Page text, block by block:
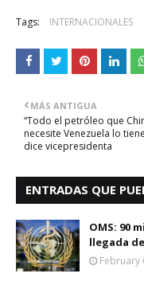
Tags: INTERNACIONALES
MÁS ANTIGUA
“Todo el petróleo que
necesite Venezuela lo
dice vicepresidenta
ENTRADAS QUE
OMS: 90
llegada
February